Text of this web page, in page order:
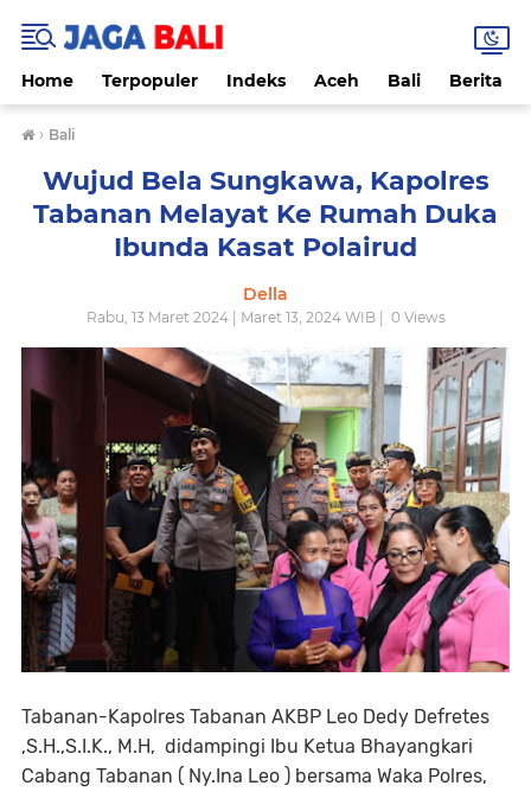
Home Terpopuler Indeks Aceh Bali Berita
› Bali
Wujud Bela Sungkawa, Kapolres
Tabanan Melayat Ke Rumah Duka
Ibunda Kasat Polairud
Della
Rabu, 13 Maret 2024 | Maret 13, 2024 WIB | 0Views
Tabanan-Kapolres Tabanan AKBP Leo Dedy Defretes
,S.H.,S.I.K., M.H, didampingi Ibu Ketua Bhayangkari
Cabang Tabanan ( Ny.Ina Leo ) bersama Waka Polres,